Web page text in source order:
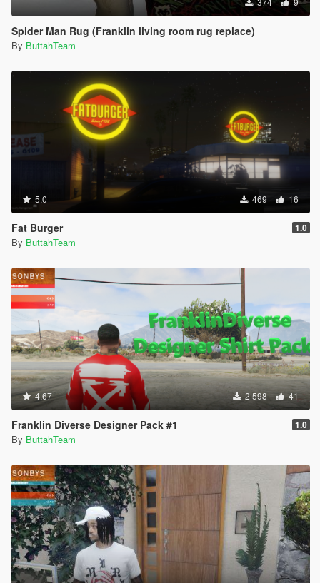
Spider Man Rug (Franklin living room rug replace)
By ButtahTeam
5.0 469 16
Fat Burger 1.0
By ButtahTeam
4.67 2 598 41
Franklin Diverse Designer Pack #1 1.0
By ButtahTeam